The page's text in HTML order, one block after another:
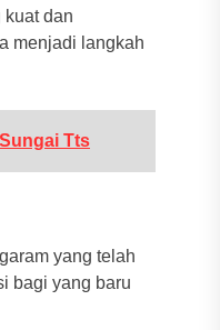
kuat dan
menjadi langkah
Tts
yang telah
bagi yang baru